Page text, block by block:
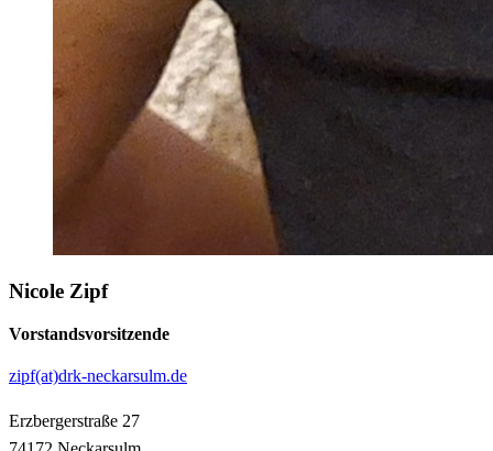
Nicole Zipf
Vorstandsvorsitzende
zipf(at)drk-neckarsulm.de
Erzbergerstraße 27